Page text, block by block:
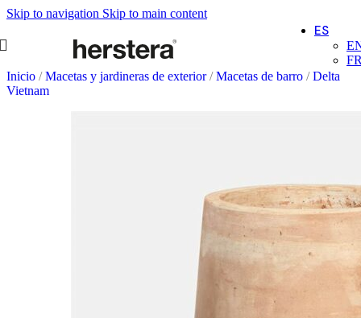
Skip to navigation Skip to main content
ES
Inicio / Macetas y jardineras de exterior/ Macetas de barro / Delta
Vietnam